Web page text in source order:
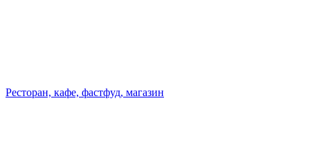
Ресторан, кафе, фастфуд, магазин